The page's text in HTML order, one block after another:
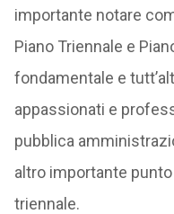
importante notare
Piano Triennale e
fondamentale e
appassionati e
pubblica
altro importante
triennale.